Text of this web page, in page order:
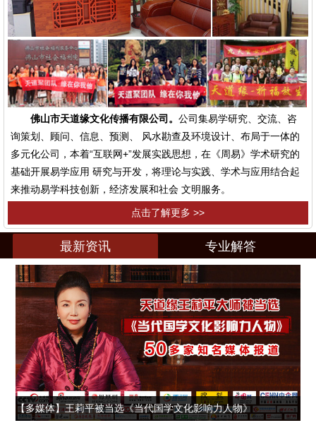
佛山市天道缘文化传播有限公司。 公司集易学研究、交流、咨
询策划、顾问、信息、预测、 风水勘查及环境设计、布局于一体的
多元化公司，本着“互联网+”发展实践思想，在《周易》学术研究的
基础开展易学应用 研究与开发，将理论与实践、学术与应用结合起
来推动易学科技创新，经济发展和社会 文明服务。
点击了解更多 >>
最新资讯 专业解答
【多媒体】王莉平被当选《当代国学文化影响力人物》